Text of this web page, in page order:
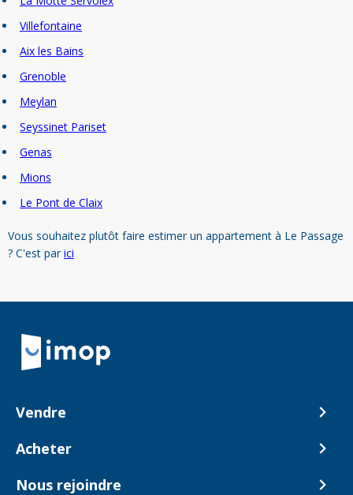
Villefontaine
Aix les Bains
Grenoble
Meylan
Seyssinet Pariset
Genas
Mions
Le Pont de Claix
Vous souhaitez plutôt faire estimer un appartement à Le Passage
? C'est parici
Retour à la navigation principale
Vendre
Comment ça marche ?
Acheter
Biens en vente
Nous rejoindre